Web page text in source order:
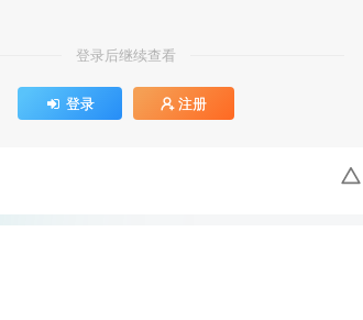
登录后继续查看
登录 注册